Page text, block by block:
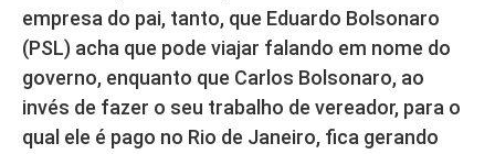
empresa do pai, tanto, que Eduardo Bolsonaro
(PSL) acha que pode viajar falando em nome do
governo, enquanto que Carlos Bolsonaro, ao
invés de fazer o seu trabalho de vereador, para o
qual ele é pago no Rio de Janeiro, fica gerando